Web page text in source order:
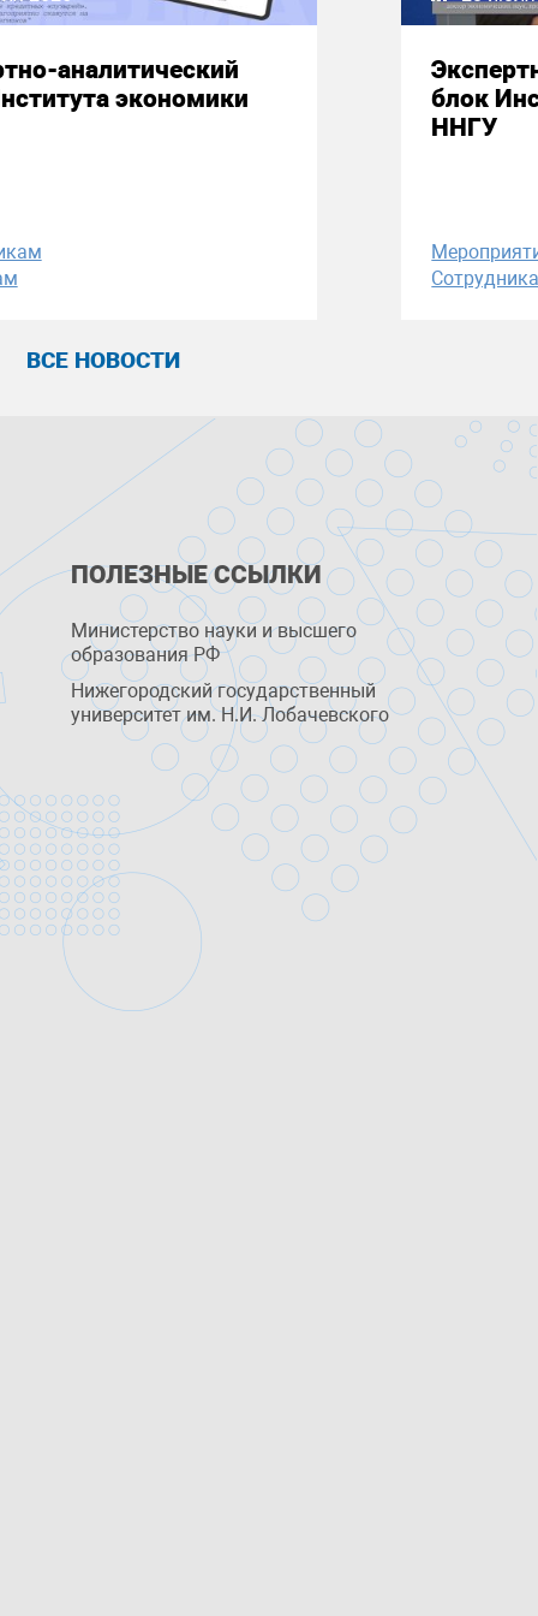
аналитический
экономики
блок
ННГУ
ВСЕ НОВОСТИ
ПОЛЕЗНЫЕ ССЫЛКИ
Министерство науки и высшего
образования РФ
Нижегородский государственный
университет им. Н.И. Лобачевского